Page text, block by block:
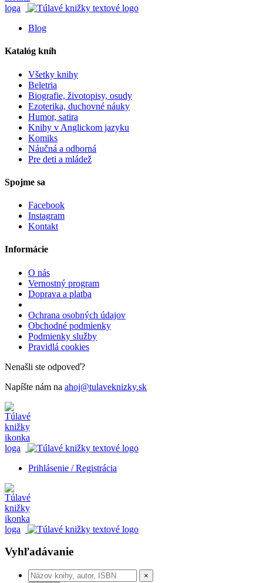
Blog
Katalóg kníh
Všetky knihy
Beletria
Biografie, životopisy, osudy
Ezoterika, duchovné náuky
Humor, satira
Knihy v Anglickom jazyku
Komiks
Náučná a odborná
Pre deti a mládež
Spojme sa
Facebook
Instagram
Kontakt
Informácie
O nás
Vernostný program
Doprava a platba
Ochrana osobných údajov
Obchodné podmienky
Podmienky služby
Pravidlá cookies
Nenašli ste odpoveď?
Napíšte nám na ahoj@tulaveknizky.sk
Prihlásenie / Registrácia
Vyhľadávanie
×